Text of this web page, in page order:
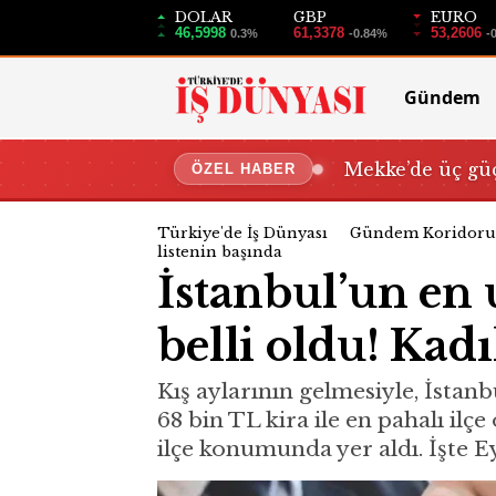
DOLAR
46,5998 0.3%
GBP
61,3378 -0.84%
EURO
53,2606 -
Gündem
ÖZEL HABER Mekke’de üç
Türkiye'de İş Dünyası
Gündem Koridoru
listenin başında
İstanbul’un en
belli oldu!
Kış aylarının gelmesiyle,
68 bin TL kira ile en pahalı
ilçe konumunda yer aldı. İşte